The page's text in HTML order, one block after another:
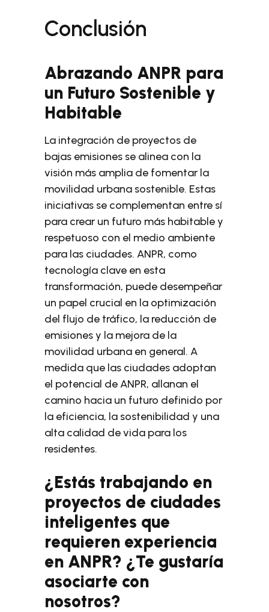
Conclusión
Abrazando ANPR para
un Futuro Sostenible y
Habitable
La integración de proyectos de
bajas emisiones se alinea con la
visión más amplia de fomentar la
movilidad urbana sostenible. Estas
iniciativas se complementan entre sí
para crear un futuro más habitable y
respetuoso con el medio ambiente
para las ciudades. ANPR, como
tecnología clave en esta
transformación, puede desempeñar
un papel crucial en la optimización
del flujo de tráfico, la reducción de
emisiones y la mejora de la
movilidad urbana en general. A
medida que las ciudades adoptan
el potencial de ANPR, allanan el
camino hacia un futuro definido por
la eficiencia, la sostenibilidad y una
alta calidad de vida para los
residentes.
¿Estás trabajando en
proyectos de ciudades
inteligentes que
requieren experiencia
en ANPR? ¿Te gustaría
asociarte con
nosotros?